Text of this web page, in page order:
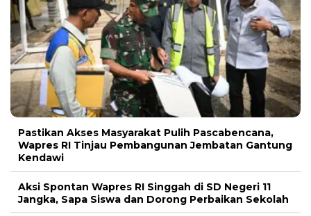
Pastikan Akses Masyarakat Pulih Pascabencana,
Wapres RI Tinjau Pembangunan Jembatan Gantung
Kendawi
Aksi Spontan Wapres RI Singgah di SD Negeri 11
Jangka, Sapa Siswa dan Dorong Perbaikan Sekolah